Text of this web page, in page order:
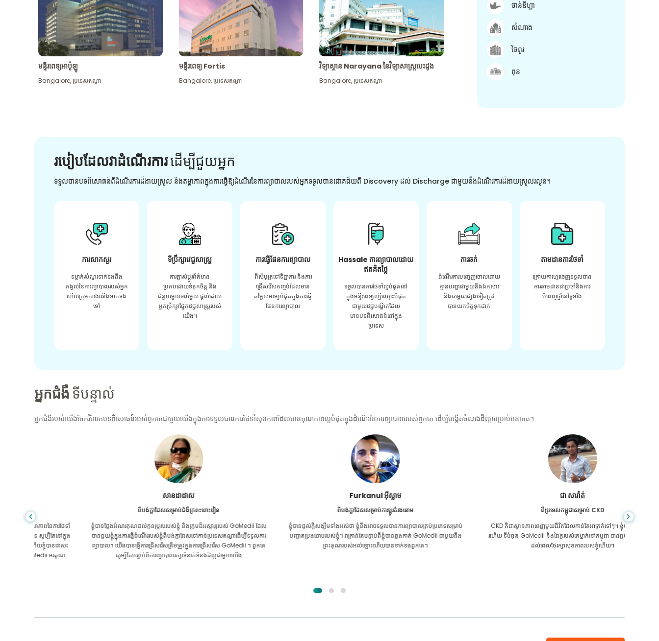
មន្ទីរពេទ្យអាប៉ូឡូ
Bangalore,ប្រទេសឥណ្ឌា
មន្ទីរពេទ្យ Fortis
Bangalore,ប្រទេសឥណ្ឌា
វិទ្យាស្ថាន Narayana នៃវិទ្យាសាស្រ្តបេះដូង
Bangalore,ប្រទេសឥណ្ឌា
ចាន់ឌីហ្គា
សំណាង
ចៃពួរ
ពុន
របៀបដែលវាដំណើរការដើម្បី​ជួយ​អ្នក
ទទួលបានបទពិសោធន៍ពីដំណើរការដ៏ងាយស្រួល និងតម្លាភាពក្នុងការធ្វើឱ្យដំណើរនៃការព្យាបាលរបស់អ្នកទទួលបានជោគជ័យពី Discovery ដល់ Discharge ជាមួយនឹងដំណើរការដ៏ងាយស្រួលរលូន។
ការសាកសួរ
ទម្លាក់សំណួរទាក់ទងនឹង
កង្វល់នៃការព្យាបាលរបស់អ្នក
ហើយក្រុមការងារនឹងទាក់ទង
ទៅ
ទីប្រឹក្សាវេជ្ជសាស្ត្រ
ការផ្លាស់ប្តូរព័ត៌មាន
ប្រកបដោយទំនុកចិត្ត និង
ជំនួយមួយទល់មួយ ផ្តល់ដោយ
អ្នកប្រឹក្សាផ្នែកវេជ្ជសាស្រ្តរបស់
យើង។
ការធ្វើផែនការព្យាបាល
ពីសំបុត្រទៅទិដ្ឋាការ និងការ
ជ្រើសរើសកញ្ចប់ដែលមាន
តម្លៃសមរម្យបំផុតក្នុងការធ្វើ
ផែនការព្យាបាល
Hassale ការព្យាបាលដោយ
ឥតគិតថ្លៃ
ទទួលបានការថែទាំល្អបំផុតនៅ
ក្នុងមន្ទីរពេទ្យល្បីឈ្មោះបំផុត
ជាមួយវេជ្ជបណ្ឌិតដែល
មានបទពិសោធន៍នៅក្នុង
ប្រទេស
ការឆក់
ដំណើរការបញ្ចេញចោលដោយ
គ្មានបញ្ហាជាមួយនឹងឯកសារ
និងសម្ភារៈផ្សេងទៀតត្រូវ
បានយកចិត្តទុកដាក់
តាមដានការថែទាំ
ក្រោយ​ការ​ហូរ​ចេញ​ទទួល​បាន​
ការ​តាមដាន​ជា​ប្រចាំ​និង​ការ​
បំពេញ​ថ្នាំ​នៅ​ទូទាំង​
អ្នកជំងឺ ទីបន្ទាល់
អ្នកជំងឺរបស់យើងចែករំលែកបទពិសោធន៍របស់ពួកគេជាមួយយើងក្នុងការទទួលបានការថែទាំសុខភាពដែលមានគុណភាពល្អបំផុតក្នុងដំណើរនៃការព្យាបាលរបស់ពួកគេ ដើម្បីបង្កើតចំណងដ៏ល្អសម្រាប់អនាគត។
ពីបង់ក្លាដែសសម្រាប់ជំងឺក្រពះពោះវៀន
ខ្ញុំបានថ្លែងអំណរគុណដល់កូនប្រុសរបស់ខ្ញុំ និងក្រុមដ៏អស្ចារ្យរបស់ GoMedii ដែល
បានជួយខ្ញុំក្នុងការធ្វើដំណើររបស់ខ្ញុំពីបង់ក្លាដែសទៅកាន់ប្រទេសឥណ្ឌាដើម្បីទទួលការ
ព្យាបាល។ យើងបានធ្វើការជ្រើសរើសត្រឹមត្រូវក្នុងការជ្រើសរើស GoMedii ។ ពួកគេ
សូម្បីតែបន្ទាប់ពីការព្យាបាលរក្សាទំនាក់ទំនងដ៏ល្អជាមួយយើង
Furkanul អ៊ីស្លាម
ពីបង់ក្លាដែសសម្រាប់ការប្តូរតំរងនោម
ខ្ញុំ​បាន​ផ្តល់​ក្តី​សង្ឃឹម​ទាំង​អស់​ថា ខ្ញុំ​នឹង​អាច​ទទួល​បាន​ការ​ព្យាបាល​គ្រប់​ប្រភេទ​សម្រាប់​
បញ្ហា​តម្រងនោម​របស់​ខ្ញុំ។ វាគ្រាន់តែបន្ទាប់ពីខ្ញុំបានឆ្លងកាត់ GoMedii ជាមួយនឹង
ព្រះគុណរបស់អល់ឡោះហើយបានទាក់ទងពួកគេ។
ពីប្រទេសកម្ពុជាសម្រាប់ CKD
CKD គឺ​ជា​ស្ថានភាព​ពេញ​មួយ​ជីវិត​ដែល​កាន់តែ​អាក្រក់​ទៅៗ។ ខ្ញុំបានរងទុក្ខវាយូ
រហើយ ទីបំផុត GoMedii និងដៃគូរបស់គេម្នាក់នៅកម្ពុជា បានជួយខ្ញុំឱ្យដឹងថា វា
ដល់ពេលថែរក្សាសុខភាពរបស់ខ្ញុំហើយ។